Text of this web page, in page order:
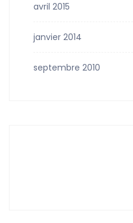
avril 2015
janvier 2014
septembre 2010